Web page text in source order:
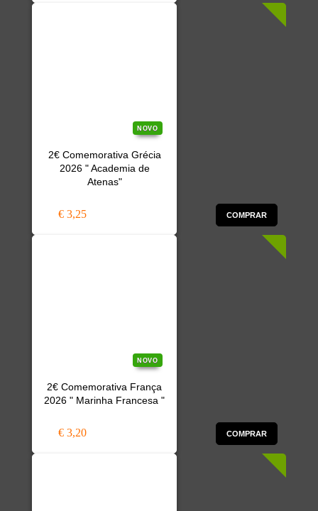
NOVO
2€ Comemorativa Grécia
2026 " Academia de
Atenas"
€ 3,25 COMPRAR
NOVO
2€ Comemorativa França
2026 " Marinha Francesa "
€ 3,20 COMPRAR